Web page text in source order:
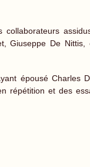
collaborateurs
Giuseppe De
épousé
répétition et des